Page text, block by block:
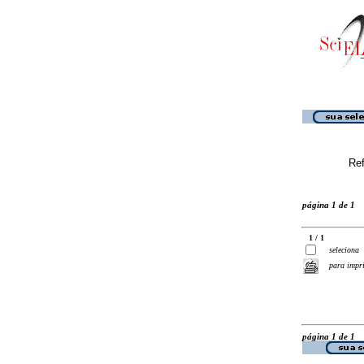
página 1 de 1
1 / 1
seleciona
para
página 1 de 1